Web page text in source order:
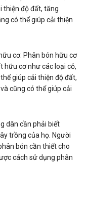
thiện độ đất, tăng
có thể giúp cải thiện
cơ. Phân bón hữu cơ
hữu cơ như các loại cỏ,
giúp cải thiện độ đất,
cũng có thể giúp cải
dân cần phải biết
trồng của họ. Người
bón cần thiết cho
cách sử dụng phân